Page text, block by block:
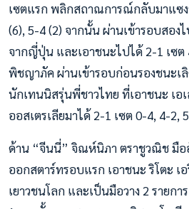
เซตแรก พลิกสถาณการณ์กลับมาแซง
(6), 5-4 (2) จากนั้น ผ่านเข้ารอบสอง
จากญี่ปุ่น และเอาชนะไปได้ 2-1 เซต
พิชญาภัค ผ่านเข้ารอบก่อนรองชนะ
นักเทนนิสรุ่นพี่ชาวไทย ที่เอาชนะ เอ
ออสเตรเลียมาได้ 2-1 เซต 0-4, 4-2,
ด้าน “จีนนี่” จิณห์นิภา ตราชูวณิช มือ
ออกสตาร์ทรอบแรก เอาชนะ ริโตะ เ
เยาวชนโลก และเป็นมือวาง 2 รายกา